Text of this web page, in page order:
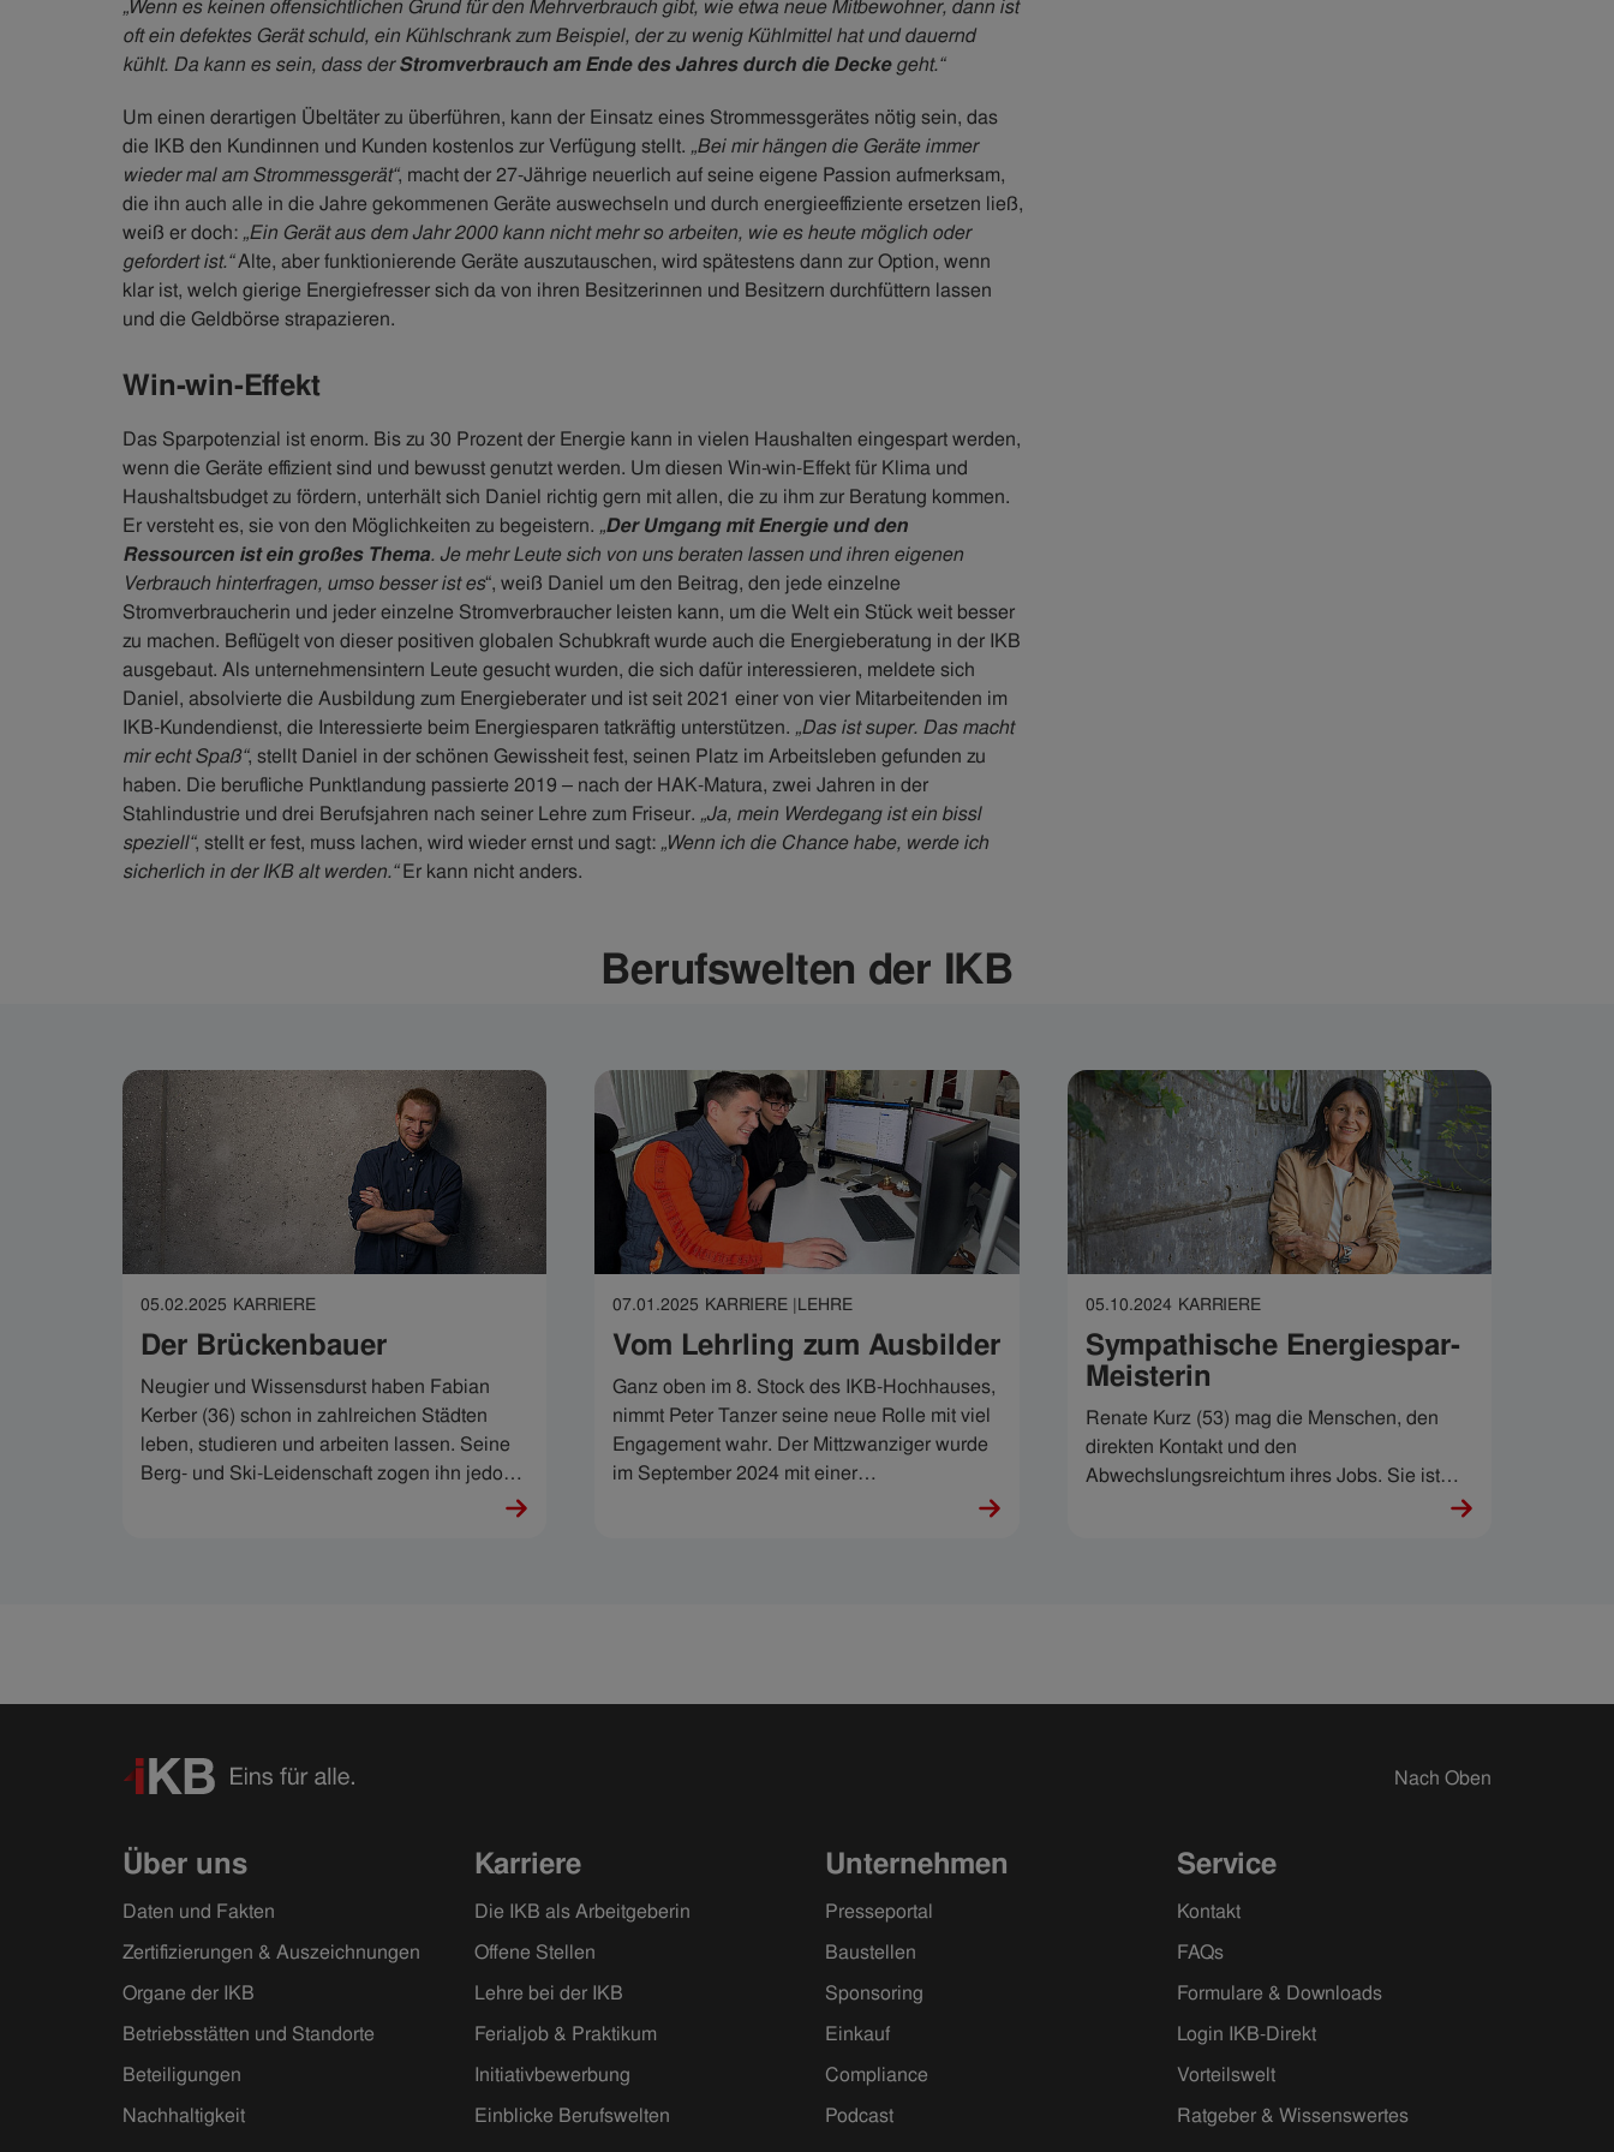
„Wenn es keinen offensichtlichen Grund für den Mehrverbrauch gibt, wie etwa neue Mitbewohner, dann ist
oft ein defektes Gerät schuld, ein Kühlschrank zum Beispiel, der zu wenig Kühlmittel hat und dauernd
kühlt. Da kann es sein, dass derStromverbrauch am Ende des Jahres durch die Deckegeht.“
Um einen derartigen Übeltäter zu überführen, kann der Einsatz eines Strommessgerätes nötig sein, das
die IKB den Kundinnen und Kunden kostenlos zur Verfügung stellt. „Bei mir hängen die Geräte immer
wieder mal am Strommessgerät“, macht der 27-Jährige neuerlich auf seine eigene Passion aufmerksam,
die ihn auch alle in die Jahre gekommenen Geräte auswechseln und durch energieeffiziente ersetzen ließ,
weiß er doch: „Ein Gerät aus dem Jahr 2000 kann nicht mehr so arbeiten, wie es heute möglich oder
gefordert ist.“Alte, aber funktionierende Geräte auszutauschen, wird spätestens dann zur Option, wenn
klar ist, welch gierige Energiefresser sich da von ihren Besitzerinnen und Besitzern durchfüttern lassen
und die Geldbörse strapazieren.
Win-win-Effekt
Das Sparpotenzial ist enorm. Bis zu 30 Prozent der Energie kann in vielen Haushalten eingespart werden,
wenn die Geräte effizient sind und bewusst genutzt werden. Um diesen Win-win-Effekt für Klima und
Haushaltsbudget zu fördern, unterhält sich Daniel richtig gern mit allen, die zu ihm zur Beratung kommen.
Er versteht es, sie von den Möglichkeiten zu begeistern. „Der Umgang mit Energie und den
Ressourcen ist ein großes Thema. Je mehr Leute sich von uns beraten lassen und ihren eigenen
Verbrauch hinterfragen, umso besser ist es“, weiß Daniel um den Beitrag, den jede einzelne
Stromverbraucherin und jeder einzelne Stromverbraucher leisten kann, um die Welt ein Stück weit besser
zu machen. Beflügelt von dieser positiven globalen Schubkraft wurde auch die Energieberatung in der IKB
ausgebaut. Als unternehmensintern Leute gesucht wurden, die sich dafür interessieren, meldete sich
Daniel, absolvierte die Ausbildung zum Energieberater und ist seit 2021 einer von vier Mitarbeitenden im
IKB-Kundendienst, die Interessierte beim Energiesparen tatkräftig unterstützen. „Das ist super. Das macht
mir echt Spaß“, stellt Daniel in der schönen Gewissheit fest, seinen Platz im Arbeitsleben gefunden zu
haben. Die berufliche Punktlandung passierte 2019 – nach der HAK-Matura, zwei Jahren in der
Stahlindustrie und drei Berufsjahren nach seiner Lehre zum Friseur. „Ja, mein Werdegang ist ein bissl
speziell“, stellt er fest, muss lachen, wird wieder ernst und sagt: „Wenn ich die Chance habe, werde ich
sicherlich in der IKB alt werden.“Er kann nicht anders.​
Berufswelten der IKB
05.02.2025 KARRIERE
Der Brückenbauer
Neugier und Wissensdurst haben Fabian
Kerber (36) schon in zahlreichen Städten
leben, studieren und arbeiten lassen. Seine
Berg- und Ski-Leidenschaft zogen ihn jedoch
wie magisch zurück nach Tirol, wo er in der
07.01.2025 KARRIERE |LEHRE
Vom Lehrling zum Ausbilder
Ganz oben im 8. Stock des IKB-Hochhauses,
nimmt Peter Tanzer seine neue Rolle mit viel
Engagement wahr. Der Mittzwanziger wurde
im September 2024 mit einer
verantwortungsvollen Aufgabe betraut: Er ist
05.10.2024 KARRIERE
Sympathische Energiespar-
Meisterin
Renate Kurz (53) mag die Menschen, den
direkten Kontakt und den
Abwechslungsreichtum ihres Jobs. Sie ist
Nach Oben
Über uns
Daten und Fakten
Zertifizierungen & Auszeichnungen
Organe der IKB
Betriebsstätten und Standorte
Beteiligungen
Nachhaltigkeit
Karriere
Die IKB als Arbeitgeberin
Offene Stellen
Lehre bei der IKB
Ferialjob & Praktikum
Initiativbewerbung
Einblicke Berufswelten
Unternehmen
Presseportal
Baustellen
Sponsoring
Einkauf
Compliance
Podcast
Service
Kontakt
FAQs
Formulare & Downloads
Login IKB-Direkt
Vorteilswelt
Ratgeber & Wissenswertes